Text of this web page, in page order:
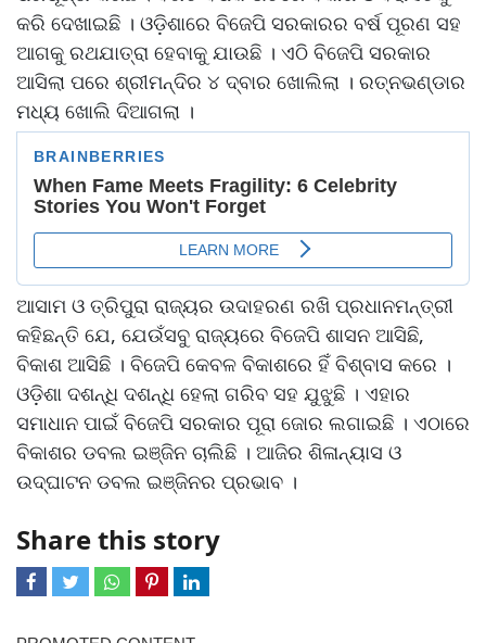
କରି ଦେଖାଇଛି । ଓଡ଼ିଶାରେ ବିଜେପି ସରକାରର ବର୍ଷ ପୂରଣ ସହ
ଆଗକୁ ରଥଯାତ୍ରା ହେବାକୁ ଯାଉଛି । ଏଠି ବିଜେପି ସରକାର
ଆସିଲା ପରେ ଶ୍ରୀମନ୍ଦିର ୪ ଦ୍ବାର ଖୋଲିଲା । ରତ୍ନଭଣ୍ଡାର
ମଧ୍ୟ ଖୋଲି ଦିଆଗଲା ।
ଆସାମ ଓ ତ୍ରିପୁରା ରାଜ୍ୟର ଉଦାହରଣ ରଖି ପ୍ରଧାନମନ୍ତ୍ରୀ
କହିଛନ୍ତି ଯେ, ଯେଉଁସବୁ ରାଜ୍ୟରେ ବିଜେପି ଶାସନ ଆସିଛି,
ବିକାଶ ଆସିଛି । ବିଜେପି କେବଳ ବିକାଶରେ ହିଁ ବିଶ୍ବାସ କରେ ।
ଓଡ଼ିଶା ଦଶନ୍ଧି ଦଶନ୍ଧି ହେଲା ଗରିବ ସହ ଯୁଝୁଛି । ଏହାର
ସମାଧାନ ପାଇଁ ବିଜେପି ସରକାର ପୂରା ଜୋର ଲଗାଇଛି । ଏଠାରେ
ବିକାଶର ଡବଲ ଇଞ୍ଜିନ ଚାଲିଛି । ଆଜିର ଶିଳାନ୍ୟାସ ଓ
ଉଦ୍‌ଘାଟନ ଡବଲ ଇଞ୍ଜିନର ପ୍ରଭାବ ।
Share this story